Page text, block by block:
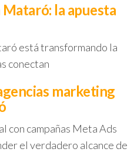
la apuesta
está transformando la
conectan
marketing
con campañas Meta Ads
el verdadero alcance de